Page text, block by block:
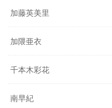
加藤英美里
加隈亜衣
千本木彩花
南早紀